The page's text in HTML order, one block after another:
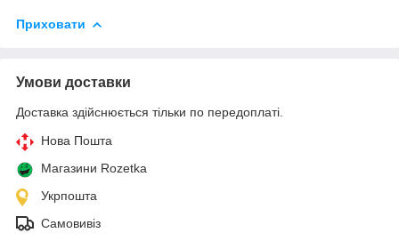
Приховати
Умови доставки
Доставка здійснюється тільки по передоплаті.
Нова Пошта
Магазини Rozetka
Укрпошта
Самовивіз